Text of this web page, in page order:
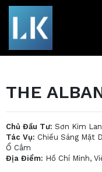
THE
Chủ Đầu Tư: Sơn Kim
Tác Vụ: Chiếu Sáng Mặt
Ổ Cắm
Địa Điểm: Hồ Chí Minh,